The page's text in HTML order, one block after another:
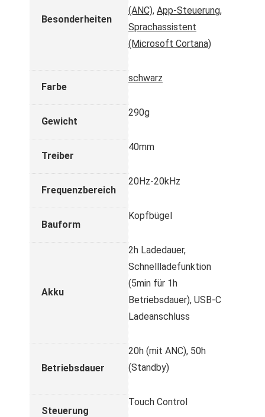
Besonderheiten
(ANC), App-Steuerung,
Sprachassistent
(Microsoft Cortana)
Farbe
schwarz
Gewicht
290g
Treiber
40mm
Frequenzbereich
20Hz-20kHz
Bauform
Kopfbügel
Akku
2h Ladedauer,
Schnellladefunktion
(5min für 1h
Betriebsdauer), USB-C
Ladeanschluss
Betriebsdauer
20h (mit ANC), 50h
(Standby)
Steuerung
Touch Control